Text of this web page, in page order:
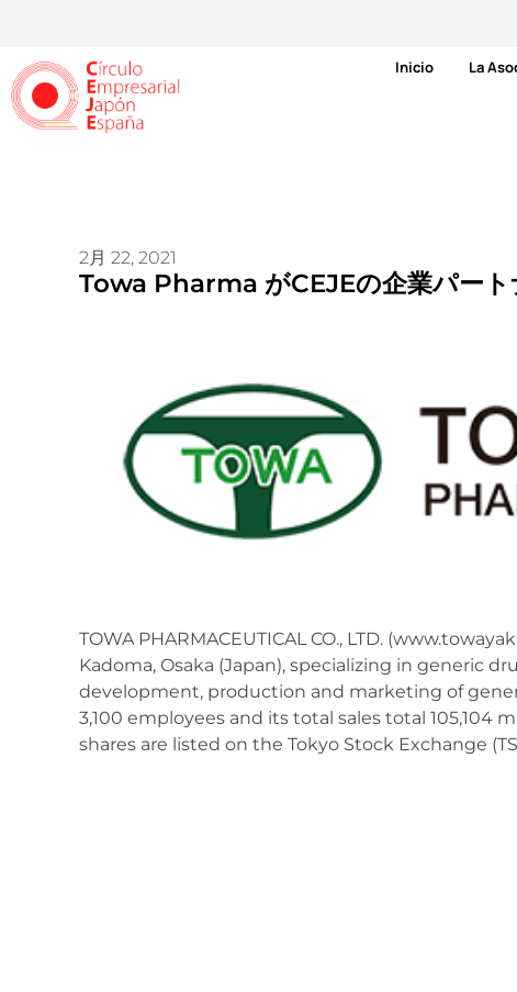
Inicio La
2月 22, 2021
Towa Pharma がCEJEの企業パート
TOWA PHARMACEUTICAL CO., LTD.
Kadoma, Osaka (Japan), specializing in generic
development, production and marketing of
3,100 employees and its total sales total 105,104
shares are listed on the Tokyo Stock Exchange